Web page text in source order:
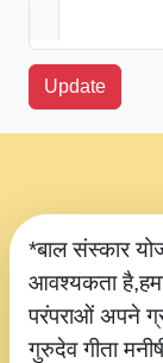
Update
*बाल संस्कार
आवश्यकता
परंपराओं अपने
गुरुदेव गीता